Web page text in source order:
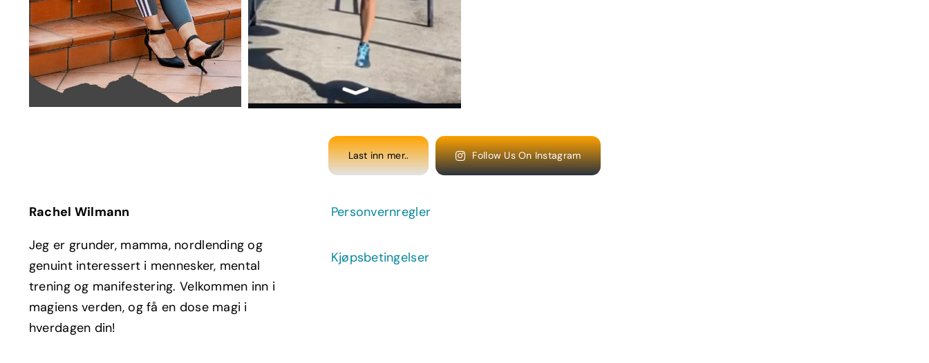
Last inn mer.. Follow Us On Instagram
Rachel Wilmann
Jeg er grunder, mamma, nordlending og
genuint interessert i mennesker, mental
trening og manifestering. Velkommen inn i
magiens verden, og få en dose magi i
hverdagen din!
Personvernregler
Kjøpsbetingelser